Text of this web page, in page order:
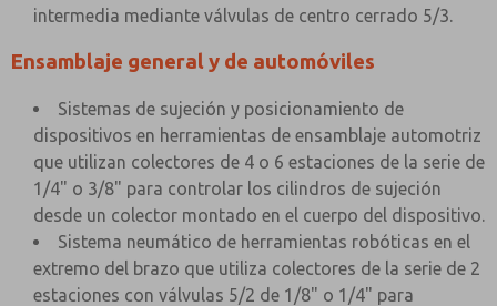
intermedia mediante válvulas de centro cerrado 5/3.
Ensamblaje general y de automóviles
Sistemas de sujeción y posicionamiento de
dispositivos en herramientas de ensamblaje automotriz
que utilizan colectores de 4 o 6 estaciones de la serie de
1/4" o 3/8" para controlar los cilindros de sujeción
desde un colector montado en el cuerpo del dispositivo.
Sistema neumático de herramientas robóticas en el
extremo del brazo que utiliza colectores de la serie de 2
estaciones con válvulas 5/2 de 1/8" o 1/4" para